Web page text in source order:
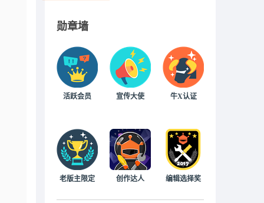
勋章墙
活跃会员 宣传大使 牛X认证
老版主限定 创作达人 编辑选择奖